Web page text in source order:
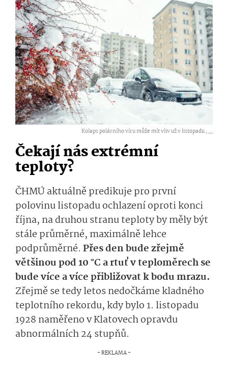
Kolaps polárního víru může mít vliv už v listopadu ,...
Čekají nás extrémní
teploty?
ČHMÚ aktuálně predikuje pro první
polovinu listopadu ochlazení oproti konci
října, na druhou stranu teploty by měly být
stále průměrné, maximálně lehce
podprůměrné. Přes den bude zřejmě
většinou pod 10 °C a rtuť v teploměrech se
bude více a více přibližovat k bodu mrazu.
Zřejmě se tedy letos nedočkáme kladného
teplotního rekordu, kdy bylo 1. listopadu
1928 naměřeno v Klatovech opravdu
abnormálních 24 stupňů.